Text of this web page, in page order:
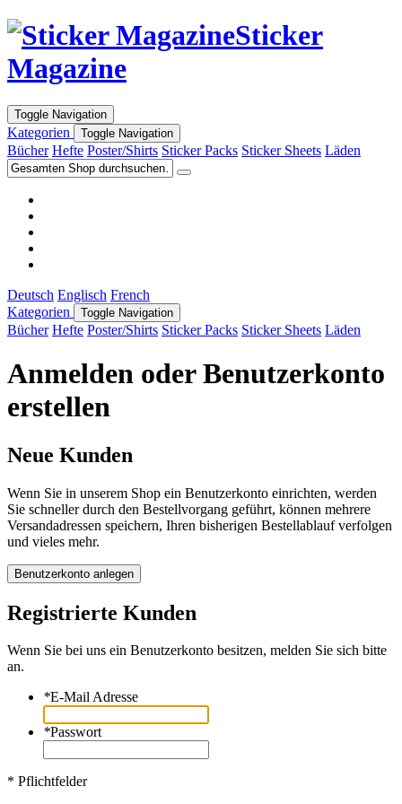
Sticker
Magazine
Toggle Navigation
Kategorien Toggle Navigation
Bücher Hefte Poster/Shirts Sticker Packs Sticker Sheets Läden
Deutsch Englisch French
Kategorien
Toggle Navigation
Bücher Hefte Poster/Shirts Sticker Packs Sticker Sheets Läden
Anmelden oder Benutzerkonto
erstellen
Neue Kunden
Wenn Sie in unserem Shop ein Benutzerkonto einrichten, werden
Sie schneller durch den Bestellvorgang geführt, können mehrere
Versandadressen speichern, Ihren bisherigen Bestellablauf verfolgen
und vieles mehr.
Benutzerkonto anlegen
Registrierte Kunden
Wenn Sie bei uns ein Benutzerkonto besitzen, melden Sie sich bitte
an.
*E-Mail Adresse
*Passwort
* Pflichtfelder